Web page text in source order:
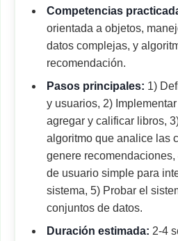
Competencias
orientada a objetos,
datos complejas, y
recomendación.
Pasos principales: 1)
y usuarios, 2)
agregar y calificar libros,
algoritmo que analice las
genere
de usuario simple para
sistema, 5) Probar el
conjuntos de datos.
Duración estimada: 2-4